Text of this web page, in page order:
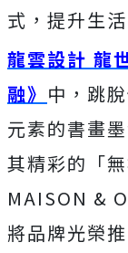
式，提升生活
龍雲設計 龍
融》 中，跳
元素的書畫
其精彩的「
MAISON &
將品牌光榮